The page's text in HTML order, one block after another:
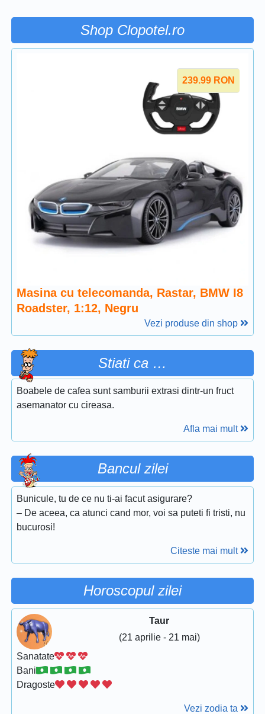
Shop Clopotel.ro
239.99 RON
Masina cu telecomanda, Rastar, BMW I8
Roadster, 1:12, Negru
Vezi produse din shop
Stiati ca …
Boabele de cafea sunt samburii extrasi dintr-un fruct
asemanator cu cireasa.
Afla mai mult
Bancul zilei
Bunicule, tu de ce nu ti-ai facut asigurare?
– De aceea, ca atunci cand mor, voi sa puteti fi tristi, nu
bucurosi!
Citeste mai mult
Horoscopul zilei
Taur
(21 aprilie - 21 mai)
Sanatate
Bani
Dragoste
Vezi zodia ta